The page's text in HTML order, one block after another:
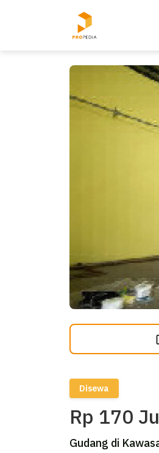
Disewa
Rp 170
Gudang di